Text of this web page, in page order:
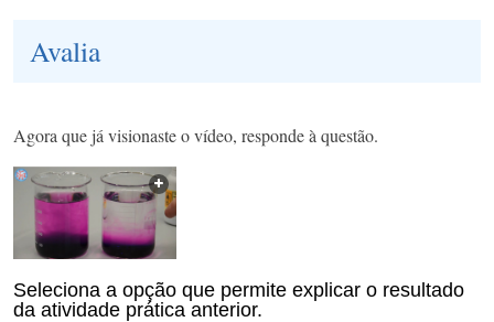
Avalia
​Agora que já visionaste o vídeo, responde à questão.